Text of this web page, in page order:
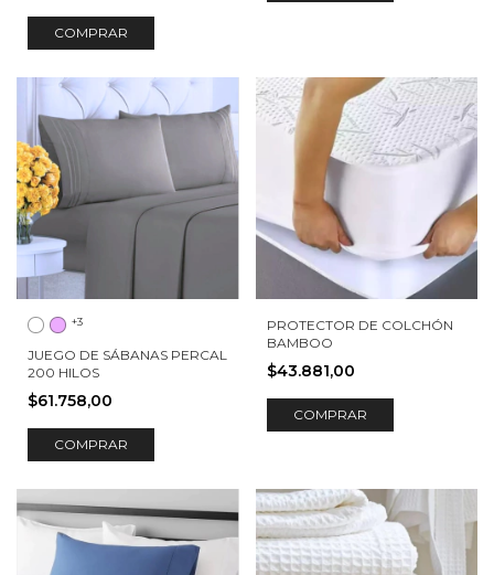
COMPRAR
+3
JUEGO DE SÁBANAS PERCAL
200 HILOS
$61.758,00
COMPRAR
PROTECTOR DE COLCHÓN
BAMBOO
$43.881,00
COMPRAR